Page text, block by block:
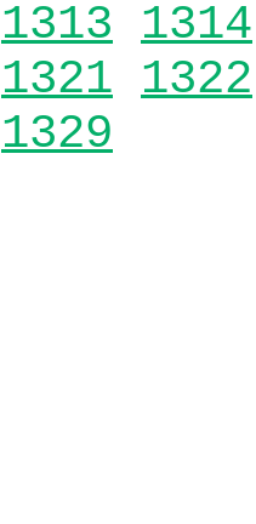
1313 1314
1321 1322
1329